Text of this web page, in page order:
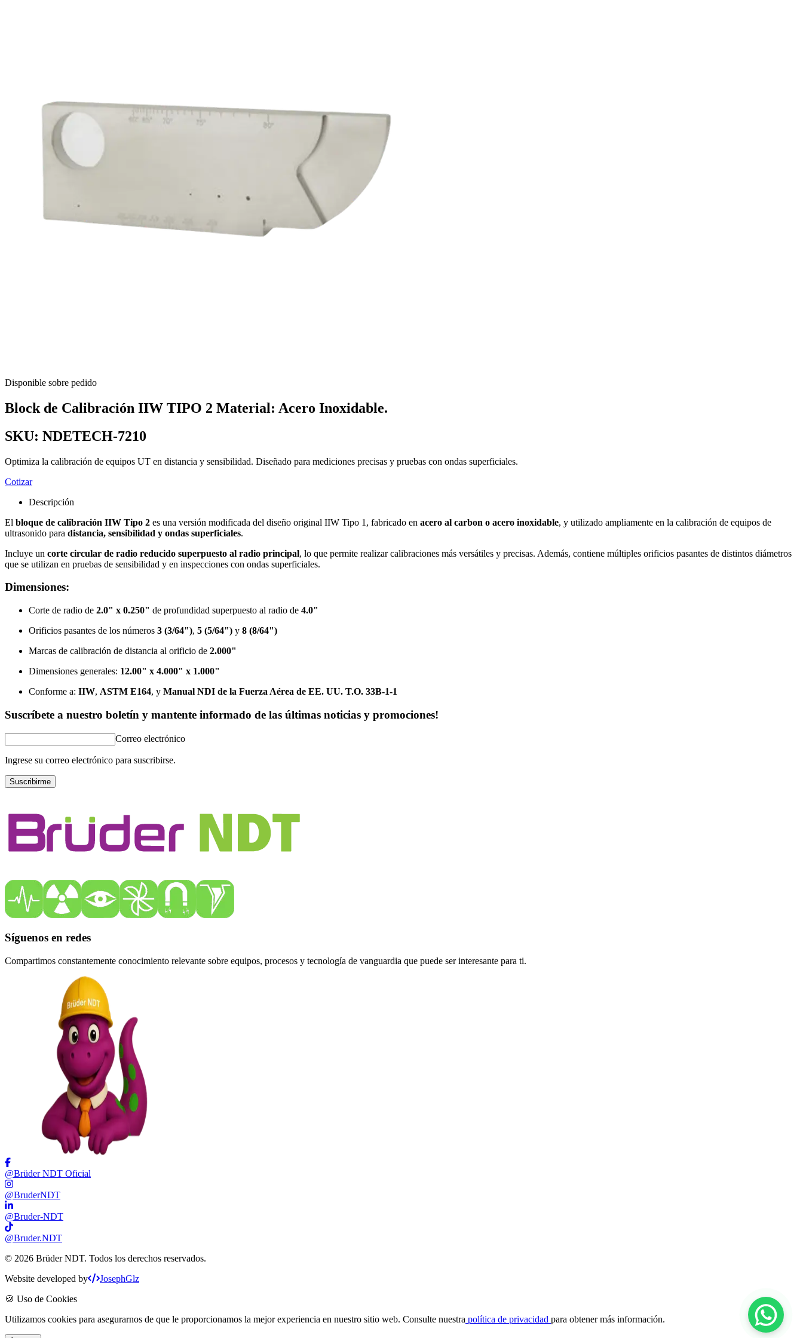
Disponible sobre pedido
Block de Calibración IIW TIPO 2 Material: Acero Inoxidable.
SKU: NDETECH-7210
Optimiza la calibración de equipos UT en distancia y sensibilidad. Diseñado para mediciones precisas y pruebas con ondas superficiales.
Cotizar
Descripción
El bloque de calibración IIW Tipo 2 es una versión modificada del diseño original IIW Tipo 1, fabricado en acero al carbon o acero inoxidable, y utilizado ampliamente en la calibración de equipos de
ultrasonido para distancia, sensibilidad y ondas superficiales.
Incluye un corte circular de radio reducido superpuesto al radio principal, lo que permite realizar calibraciones más versátiles y precisas. Además, contiene múltiples orificios pasantes de distintos diámetros
que se utilizan en pruebas de sensibilidad y en inspecciones con ondas superficiales.
Dimensiones:
Corte de radio de 2.0" x 0.250" de profundidad superpuesto al radio de 4.0"
Orificios pasantes de los números 3 (3/64"), 5 (5/64") y 8 (8/64")
Marcas de calibración de distancia al orificio de 2.000"
Dimensiones generales: 12.00" x 4.000" x 1.000"
Conforme a: IIW, ASTM E164, y Manual NDI de la Fuerza Aérea de EE. UU. T.O. 33B-1-1
Suscríbete a nuestro boletín y mantente informado de las últimas noticias y promociones!
Correo electrónico
Ingrese su correo electrónico para suscribirse.
Suscribirme
Síguenos en redes
Compartimos constantemente conocimiento relevante sobre equipos, procesos y tecnología de vanguardia que puede ser interesante para ti.
@Brüder NDT Oficial
@BruderNDT
@Bruder-NDT
@Bruder.NDT
© 2026 Brüder NDT. Todos los derechos reservados.
Website developed by
JosephGlz
🍪 Uso de Cookies
Utilizamos cookies para asegurarnos de que le proporcionamos la mejor experiencia en nuestro sitio web. Consulte nuestra política de privacidad para obtener más información.